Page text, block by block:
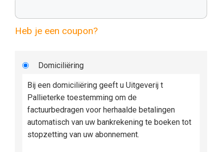
Heb je een coupon?
Domiciliëring
Bij een domiciliëring geeft u Uitgeverij t
Pallieterke toestemming om de
factuurbedragen voor herhaalde betalingen
automatisch van uw bankrekening te boeken tot
stopzetting van uw abonnement.